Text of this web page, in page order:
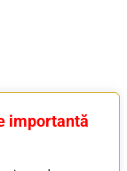
importantă